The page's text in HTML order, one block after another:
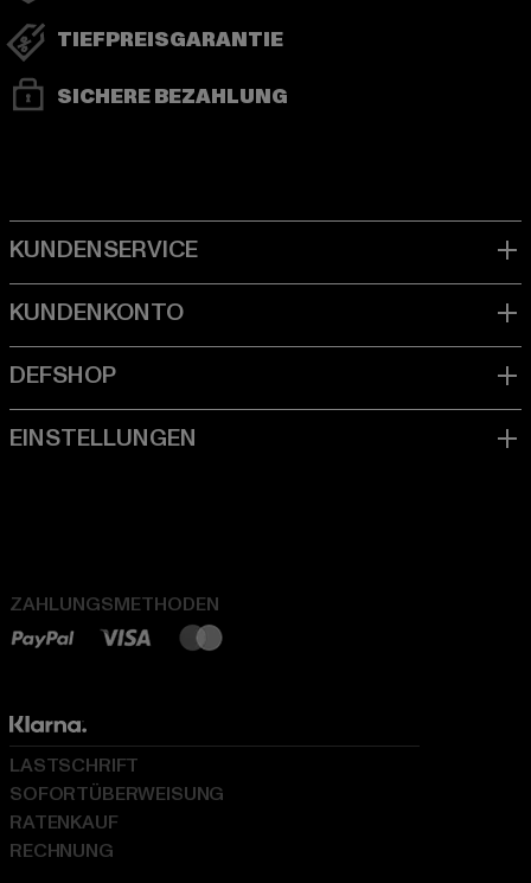
TIEFPREISGARANTIE
SICHERE BEZAHLUNG
ZAHLUNGSMETHODEN
LASTSCHRIFT
SOFORTÜBERWEISUNG
RATENKAUF
RECHNUNG